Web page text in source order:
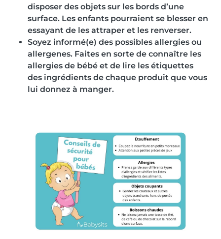
disposer des objets sur les bords d’une
surface. Les enfants pourraient se blesser en
essayant de les attraper et les renverser.
Soyez informé(e) des possibles allergies ou
allergenes. Faites en sorte de connaître les
allergies de bébé et de lire les étiquettes
des ingrédients de chaque produit que vous
lui donnez à manger.